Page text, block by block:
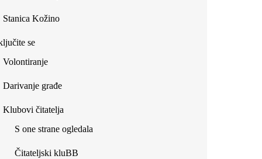
Stanica Kožino
se
Volontiranje
Darivanje građe
Klubovi čitatelja
S one strane ogledala
Čitateljski kluBB